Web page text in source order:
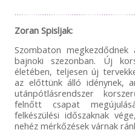
Zoran Spisljak:
Szombaton megkezdődnek
bajnoki szezonban. Új
életében, teljesen új
az előttünk álló idénynek,
utánpótlásrendszer
felnőtt csapat
felkészülési időszaknak
nehéz mérkőzések várnak